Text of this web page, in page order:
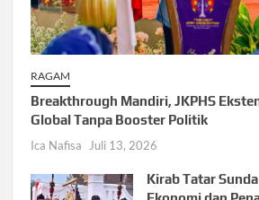
RAGAM
Breakthrough Mandiri, JKPHS
Global Tanpa Booster Politik
Ica Nafisa Juli 13, 2026
Kirab Tatar